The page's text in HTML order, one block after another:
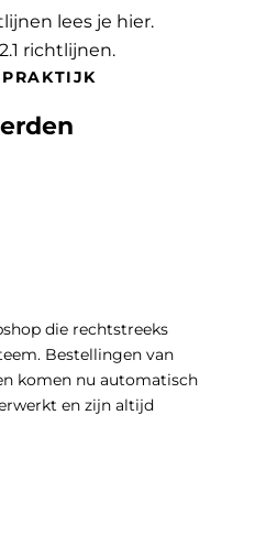
lees je hier.
richtlijnen.
die rechtstreeks
Bestellingen van
komen nu automatisch
en zijn altijd